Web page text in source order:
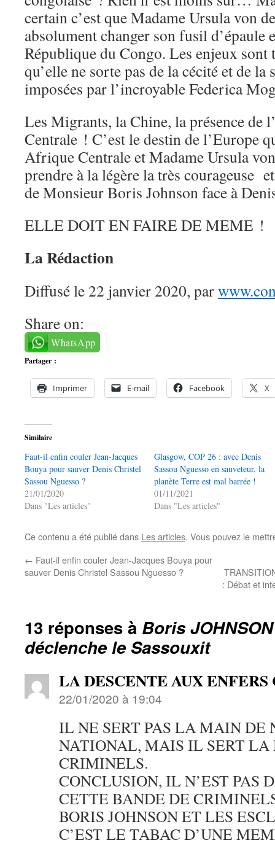
certain c’est que Madame Ursula von
absolument changer son fusil d’épaule
République du Congo. Les enjeux
qu’elle ne sorte pas de la cécité et de
imposées par l’incroyable Federica
Les Migrants, la Chine, la présence de
Centrale ! C’est le destin de l’Europe
Afrique Centrale et Madame Ursula
prendre à la légère la très courageuse
de Monsieur Boris Johnson face à
ELLE DOIT EN FAIRE DE MEME !
La Rédaction
Diffusé le 22 janvier 2020, par
Share on:
WhatsApp
Partager :
Imprimer E-mail Facebook X
Similaire
Faut-il enfin couler Jean-Jacques
Bouya pour sauver Denis Christel
Sassou Nguesso ?
21/01/2020
Dans "Les articles"
Glasgow, COP 26 : avec Denis
Sassou Nguesso en sauveteur, la
planète Terre est mal barrée !
01/11/2021
Dans "Les articles"
Ce contenu a été publié dans Les articles. Vous pouvez le
← Faut-il enfin couler Jean-Jacques Bouya pour
sauver Denis Christel Sassou Nguesso ?
: Débat et
13 réponses à Boris
déclenche le Sassouxit
LA DESCENTE AUX
22/01/2020 à 19:04
IL NE SERT PAS LA MAIN DE
NATIONAL, MAIS IL SERT LA
CRIMINELS.
CONCLUSION, IL N’EST PAS
CETTE BANDE DE
BORIS JOHNSON ET LES
C’EST LE TABAC D’UNE